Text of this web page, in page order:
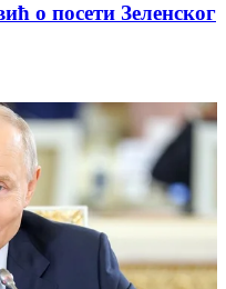
о посети Зеленског